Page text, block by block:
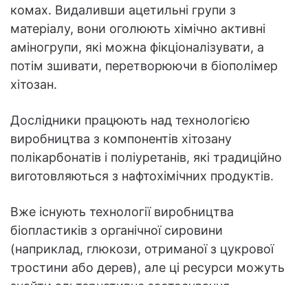
комах. Видаливши ацетильні групи з
матеріалу, вони оголюють хімічно активні
аміногрупи, які можна фікціоналізувати, а
потім зшивати, перетворюючи в біополімер
хітозан.
Дослідники працюють над технологією
виробництва з компонентів хітозану
полікарбонатів і поліуретанів, які традиційно
виготовляються з нафтохімічних продуктів.
Вже існують технології виробництва
біопластиків з органічної сировини
(наприклад, глюкози, отриманої з цукрової
тростини або дерев), але ці ресурси можуть